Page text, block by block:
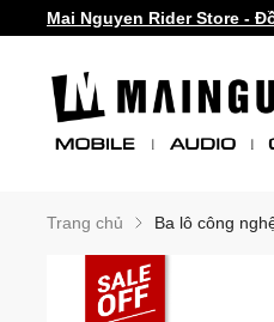
Mai Nguyen Rider Store -
Trang chủ Ba lô công